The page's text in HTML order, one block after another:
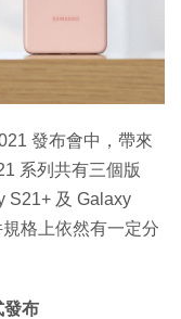
發布會中，帶來
系列共有三個版
S21+ 及 Galaxy
格上依然有一定分
布